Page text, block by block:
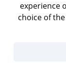
experience
choice of